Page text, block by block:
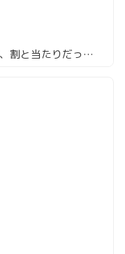
上野で“とりあえず一杯”のつもりが、割と当たりだった | 酒蔵 神田っ子